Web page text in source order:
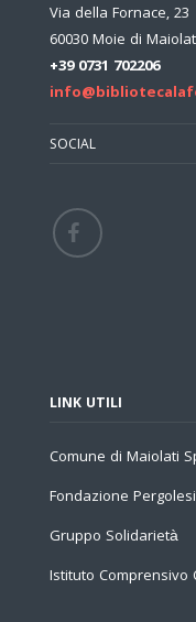
Via della Fornace, 23
60030 Moie di
+39 0731 702206
SOCIAL
LINK UTILI
Comune di Maiolati
Fondazione
Gruppo Solidarietà
Istituto Comprensivo